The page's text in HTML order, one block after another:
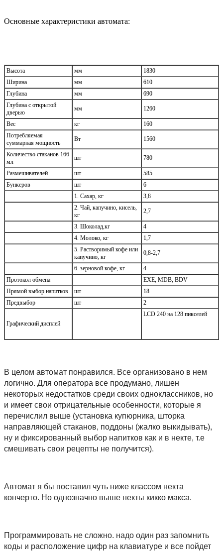
Основные характеристики автомата:
Высота мм
1830
Ширина
мм
610
Глубина
мм
690
Глубина с открытой
дверью
мм 1260
Вес кг
160
Потребляемая
суммарная мощность
Вт 1560
Количество стаканов 166
мл
шт 780
Размешивателей шт
585
Бункеров
шт
6
1. Сахар, кг
3,8
2. Чай, капучино, кисель,
кг
2,7
3. Шоколад,кг
4
4. Молоко, кг
1,7
5. Растворимый кофе или
капучино, кг
0,8-2,7
6. зерновой кофе, кг
4
Протокол обмена
EXE, MDB, BDV
Прямой выбор напитков
шт
18
Предвыбор
шт 2
Графический дисплей
LCD 240 на 128 пикселей
В целом автомат понравился. Все организовано в нем
логично. Для оператора все продумано, лишен
некоторых недостатков среди своих одноклассников, но
и имеет свои отрицательные особенности, которые я
перечислил выше (установка купюрника, шторка
направляющей стаканов, поддоны (жалко выкидывать),
ну и фиксированный выбор напитков как и в некте, т.е
смешивать свои рецепты не получится).
Автомат я бы поставил чуть ниже классом некта
кончерто. Но однозначно выше некты кикко макса.
Программировать не сложно. надо один раз запомнить
коды и расположение цифр на клавиатуре и все пойдет